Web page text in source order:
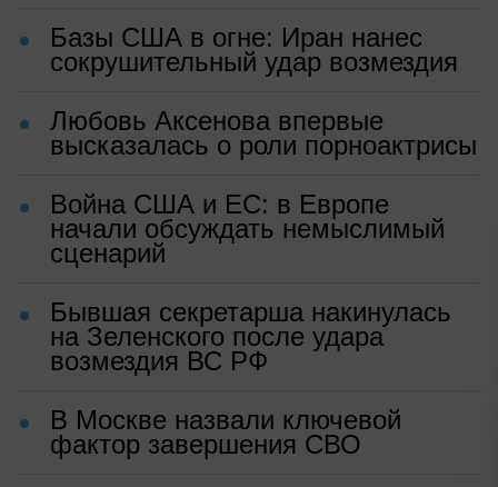
Базы США в огне: Иран нанес
сокрушительный удар возмездия
Любовь Аксенова впервые
высказалась о роли порноактрисы
Война США и ЕС: в Европе
начали обсуждать немыслимый
сценарий
Бывшая секретарша накинулась
на Зеленского после удара
возмездия ВС РФ
В Москве назвали ключевой
фактор завершения СВО